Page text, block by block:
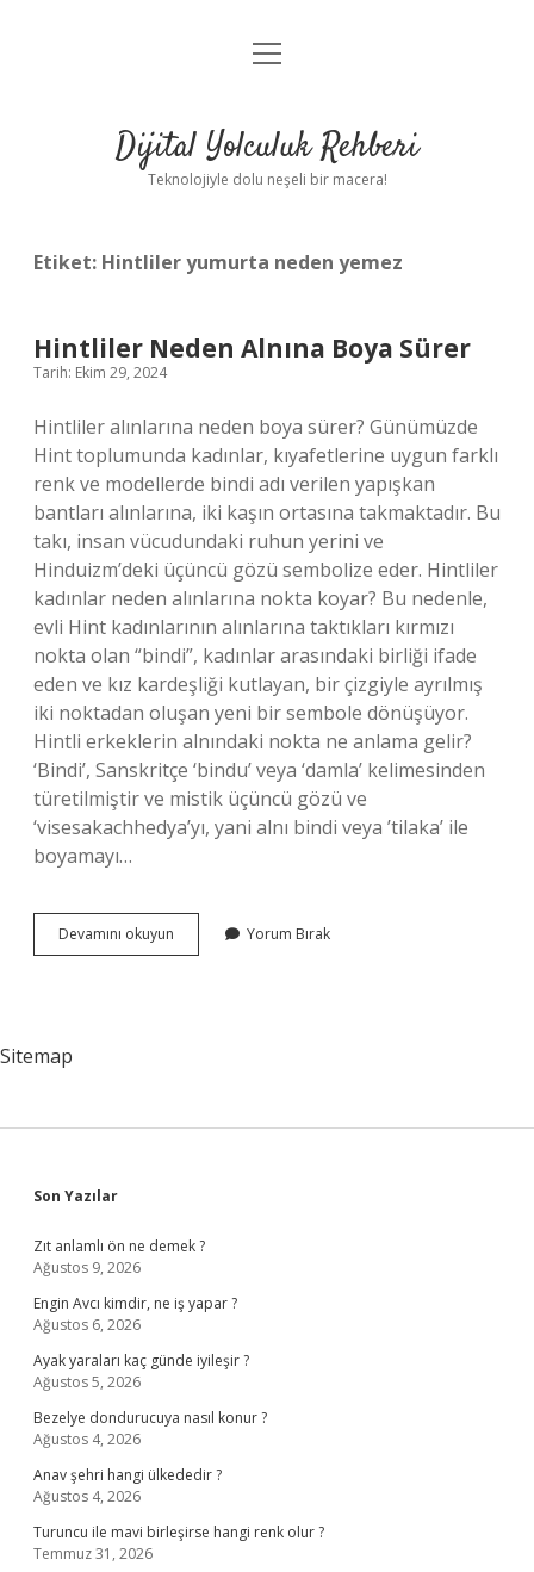
Anasayfa
Yasal Uyarı
menüyü
Dijital Yolculuk Rehberi
Teknolojiyle dolu neşeli bir macera!
Etiket: Hintliler yumurta neden yemez
Hintliler Neden Alnına Boya Sürer
Tarih: Ekim 29, 2024
Hintliler alınlarına neden boya sürer? Günümüzde
Hint toplumunda kadınlar, kıyafetlerine uygun farklı
renk ve modellerde bindi adı verilen yapışkan
bantları alınlarına, iki kaşın ortasına takmaktadır. Bu
takı, insan vücudundaki ruhun yerini ve
Hinduizm’deki üçüncü gözü sembolize eder. Hintliler
kadınlar neden alınlarına nokta koyar? Bu nedenle,
evli Hint kadınlarının alınlarına taktıkları kırmızı
nokta olan “bindi”, kadınlar arasındaki birliği ifade
eden ve kız kardeşliği kutlayan, bir çizgiyle ayrılmış
iki noktadan oluşan yeni bir sembole dönüşüyor.
Hintli erkeklerin alnındaki nokta ne anlama gelir?
‘Bindi’, Sanskritçe ‘bindu’ veya ‘damla’ kelimesinden
türetilmiştir ve mistik üçüncü gözü ve
‘visesakachhedya’yı, yani alnı bindi veya ’tilaka’ ile
boyamayı…
Devamını okuyun
Neden
Yorum Bırak
Sitemap
Sidebar
Son Yazılar
Zıt anlamlı ön ne demek ?
Ağustos 9, 2026
Engin Avcı kimdir, ne iş yapar ?
Ağustos 6, 2026
Ayak yaraları kaç günde iyileşir ?
Ağustos 5, 2026
Bezelye dondurucuya nasıl konur ?
Ağustos 4, 2026
Anav şehri hangi ülkededir ?
Ağustos 4, 2026
Turuncu ile mavi birleşirse hangi renk olur ?
Temmuz 31, 2026